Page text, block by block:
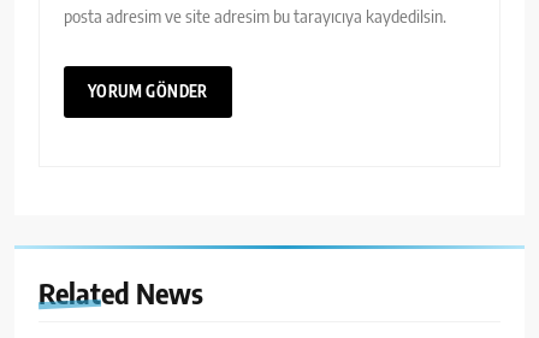
posta adresim ve site adresim bu tarayıcıya kaydedilsin.
Related News